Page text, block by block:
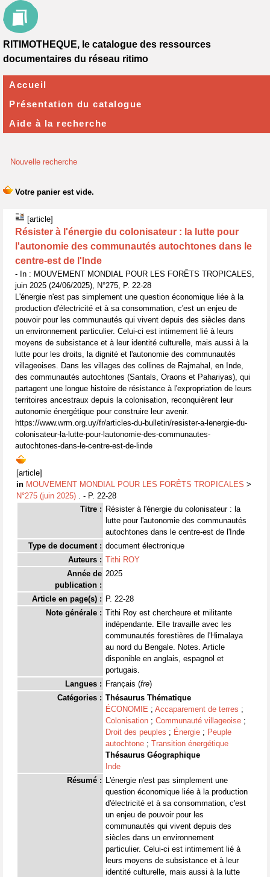
Nouvelle recherche
[article]
Résister à l'énergie du colonisateur : la lutte pour
l'autonomie des communautés autochtones dans le
centre-est de l'Inde
- In : MOUVEMENT MONDIAL POUR LES FORÊTS TROPICALES,
juin 2025 (24/06/2025), N°275, P. 22-28
L'énergie n'est pas simplement une question économique liée à la
production d'électricité et à sa consommation, c'est un enjeu de
pouvoir pour les communautés qui vivent depuis des siècles dans
un environnement particulier. Celui-ci est intimement lié à leurs
moyens de subsistance et à leur identité culturelle, mais aussi à la
lutte pour les droits, la dignité et l'autonomie des communautés
villageoises. Dans les villages des collines de Rajmahal, en Inde,
des communautés autochtones (Santals, Oraons et Pahariyas), qui
partagent une longue histoire de résistance à l'expropriation de leurs
territoires ancestraux depuis la colonisation, reconquièrent leur
autonomie énergétique pour construire leur avenir.
https://www.wrm.org.uy/fr/articles-du-bulletin/resister-a-lenergie-du-
colonisateur-la-lutte-pour-lautonomie-des-communautes-
autochtones-dans-le-centre-est-de-linde
[article]
in MOUVEMENT MONDIAL POUR LES FORÊTS TROPICALES >
N°275 (juin 2025) . - P. 22-28
Titre : Résister à l'énergie du colonisateur : la
lutte pour l'autonomie des communautés
autochtones dans le centre-est de l'Inde
Type de document : document électronique
Auteurs : Tithi ROY
Année de
publication :
2025
Article en page(s) : P. 22-28
Note générale : Tithi Roy est chercheure et militante
indépendante. Elle travaille avec les
communautés forestières de l'Himalaya
au nord du Bengale. Notes. Article
disponible en anglais, espagnol et
portugais.
Langues : Français (fre)
Catégories : Thésaurus Thématique
ÉCONOMIE ; Accaparement de terres ;
Colonisation ; Communauté villageoise ;
Droit des peuples ; Énergie ; Peuple
autochtone ; Transition énergétique
Thésaurus Géographique
Inde
Résumé : L'énergie n'est pas simplement une
question économique liée à la production
d'électricité et à sa consommation, c'est
un enjeu de pouvoir pour les
communautés qui vivent depuis des
siècles dans un environnement
particulier. Celui-ci est intimement lié à
leurs moyens de subsistance et à leur
identité culturelle, mais aussi à la lutte
RITIMOTHEQUE, le catalogue des ressources
documentaires du réseau ritimo
Accueil
Présentation du catalogue
Aide à la recherche